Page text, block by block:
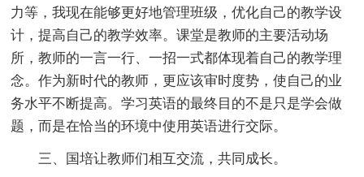
力等，我现在能够更好地管理班级，优化自己的教学设
计，提高自己的教学效率。课堂是教师的主要活动场
所，教师的一言一行、一招一式都体现着自己的教学理
念。作为新时代的教师，更应该审时度势，使自己的业
务水平不断提高。学习英语的最终目的不是只是学会做
题，而是在恰当的环境中使用英语进行交际。
三、国培让教师们相互交流，共同成长。